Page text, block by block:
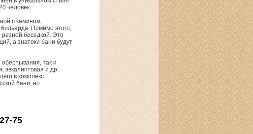
человек.
с камином,
Помимо этого,
беседкой. Это
а знатоки бани будут
так и
эвкалиптовая и др.
в комплекс
бани, но
75